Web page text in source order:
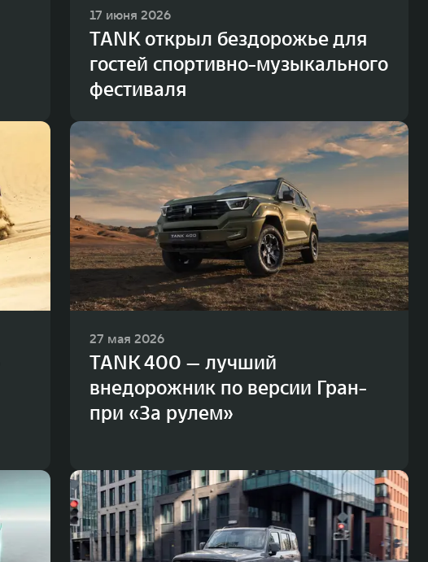
17 июня 2026
TANK открыл бездорожье для
гостей спортивно-музыкального
фестиваля
27 мая 2026
TANK 400 — лучший
внедорожник по версии Гран-
при «За рулем»